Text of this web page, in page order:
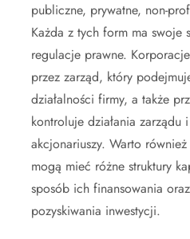
publiczne, prywatne, non-
Każda z tych form ma swoje
regulacje prawne.
przez zarząd, który
działalności firmy, a także
kontroluje działania zarządu
akcjonariuszy. Warto
mogą mieć różne struktury
sposób ich finansowania
pozyskiwania inwestycji.